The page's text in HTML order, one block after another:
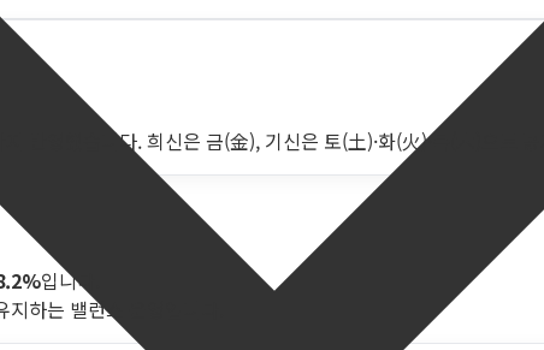
반영했습니다. 희신은 금(金), 기신은 토(土)·화(火)·목(木)으로
입니다.
하는 밸런스 운영입니다.